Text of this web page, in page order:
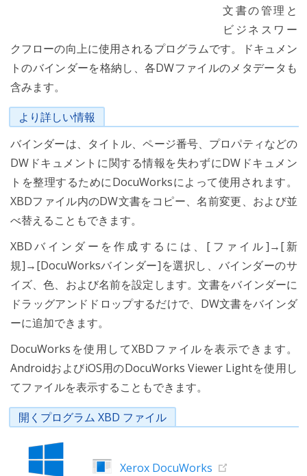
文書の管理と
ビジネスワー
クフローの向上に使用されるプログラムです。ドキュメン
トのバインダーを格納し、各DWファイルのメタデータも
含みます。
より詳しい情報
バインダーは、タイトル、ページ番号、プロパティなどの
DWドキュメントに関する情報を失わずにDWドキュメン
トを整理するためにDocuWorksによって使用されます。
XBDファイル内のDW文書をコピー、名前変更、および並
べ替えることもできます。
XBDバインダーを作成するには、[ファイル]→[新
規]→[DocuWorksバインダー]を選択し、バインダーのサ
イズ、色、および名前を設定します。文書をバインダーに
ドラッグアンドドロップするだけで、DW文書をバインダ
ーに追加できます。
DocuWorksを使用してXBDファイルを表示できます。
AndroidおよびiOS用のDocuWorks Viewer Lightを使用し
てファイルを表示することもできます。
開くプログラム XBD ファイル
Xerox DocuWorks